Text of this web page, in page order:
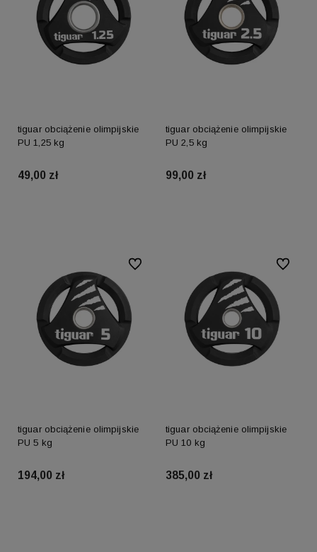
tiguar obciążenie olimpijskie
PU 1,25 kg
49,00 zł
tiguar obciążenie olimpijskie
PU 2,5 kg
99,00 zł
tiguar obciążenie olimpijskie
PU 5 kg
194,00 zł
Do ulubionych
tiguar obciążenie olimpijskie
PU 10 kg
385,00 zł
Do